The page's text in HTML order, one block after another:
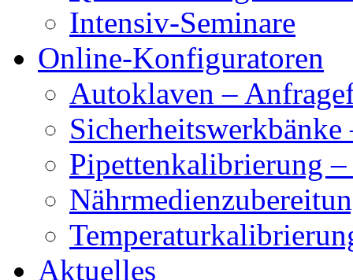
Intensiv-Seminare
Online-Konfiguratoren
Autoklaven –
Pipettenkalibrierung
Aktuelles